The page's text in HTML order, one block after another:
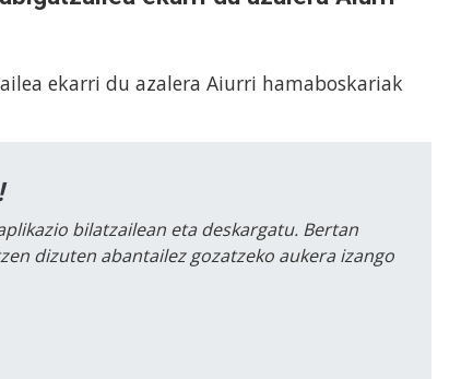
ekarri du azalera Aiurri hamaboskariak
bilatzailean eta deskargatu. Bertan
dizuten abantailez gozatzeko aukera izango